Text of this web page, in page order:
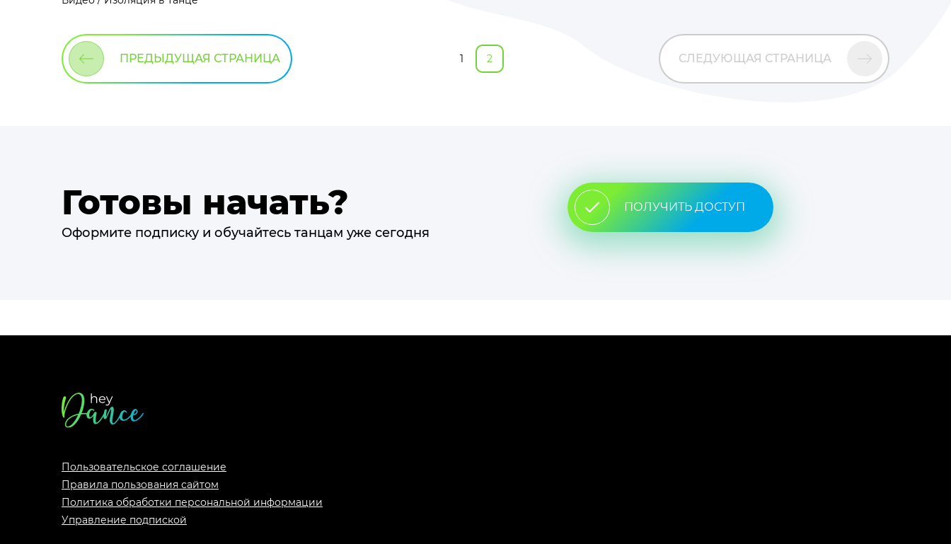
ПРЕДЫДУЩАЯ СТРАНИЦА 1 2 СЛЕДУЮЩАЯ СТРАНИЦА
Готовы начать?
Оформите подписку и обучайтесь танцам уже сегодня
ПОЛУЧИТЬ ДОСТУП
Футер
сайта
Пользовательское соглашение
Правила пользования сайтом
Политика обработки персональной информации
Управление подпиской